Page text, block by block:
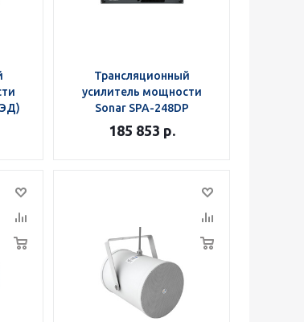
Трансляционный
усилитель мощности
Sonar SPA-248DP
185 853 р.